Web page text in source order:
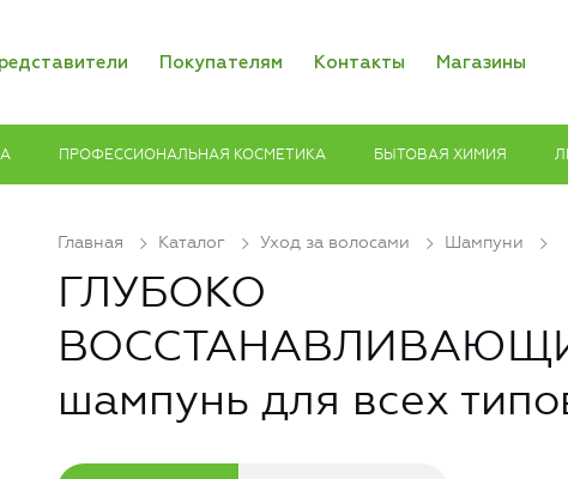
Покупателям Контакты Магазины
ПРОФЕССИОНАЛЬНАЯ КОСМЕТИКА БЫТОВАЯ ХИМИЯ
Главная Каталог Уход за волосами Шампуни
ГЛУБОКО
шампунь для всех